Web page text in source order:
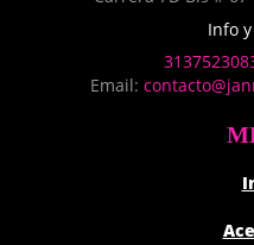
Info
Email: